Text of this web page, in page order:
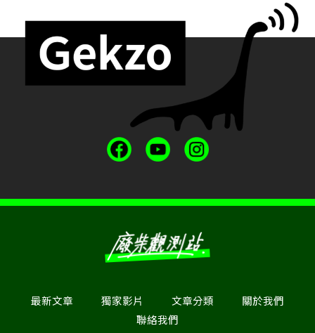
最新文章 獨家影片 文章分類
關於我們
聯絡我們